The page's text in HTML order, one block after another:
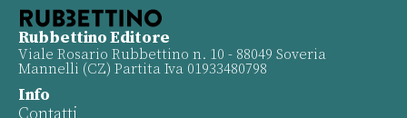
Rubbettino Editore
Viale Rosario Rubbettino n. 10 - 88049 Soveria
Mannelli (CZ) Partita Iva 01933480798
Info